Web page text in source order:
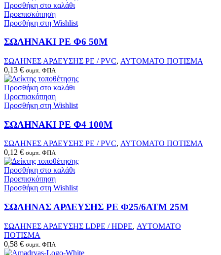
Προσθήκη στο καλάθι
Προεπισκόπηση
Προσθήκη στη Wishlist
ΣΩΛΗΝΑΚΙ PE Φ6 50M
ΣΩΛΗΝΕΣ ΑΡΔΕΥΣΗΣ PE / PVC, ΑΥΤΟΜΑΤΟ ΠΟΤΙΣΜΑ
0,13 € συμπ. ΦΠΑ
Προσθήκη στο καλάθι
Προεπισκόπηση
Προσθήκη στη Wishlist
ΣΩΛΗΝΑΚΙ PE Φ4 100M
ΣΩΛΗΝΕΣ ΑΡΔΕΥΣΗΣ PE / PVC, ΑΥΤΟΜΑΤΟ ΠΟΤΙΣΜΑ
0,12 € συμπ. ΦΠΑ
Προσθήκη στο καλάθι
Προεπισκόπηση
Προσθήκη στη Wishlist
ΣΩΛΗΝΑΣ ΑΡΔΕΥΣΗΣ PE Φ25/6ΑΤΜ 25Μ
ΣΩΛΗΝΕΣ ΑΡΔΕΥΣΗΣ LDPE / HDPE, ΑΥΤΟΜΑΤΟ
ΠΟΤΙΣΜΑ
0,58 € συμπ. ΦΠΑ